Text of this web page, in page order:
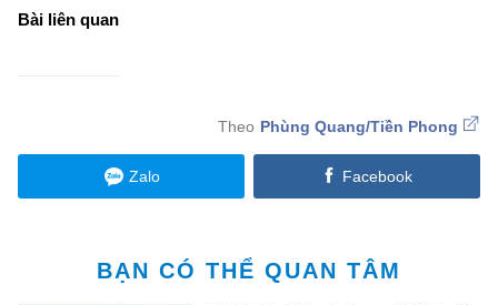
Bài liên quan
Phùng Quang/Tiền Phong
Zalo Facebook
BẠN CÓ THỂ QUAN TÂM